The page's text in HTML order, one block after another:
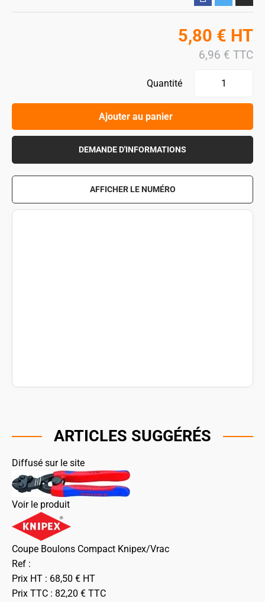
5,80 € HT
6,96 € TTC
Quantité
Ajouter au panier
DEMANDE D'INFORMATIONS
AFFICHER LE NUMÉRO
ARTICLES SUGGÉRÉS
Diffusé sur le site
Voir le produit
Coupe Boulons Compact Knipex/Vrac
Ref :
Prix HT : 68,50 € HT
Prix TTC : 82,20 € TTC